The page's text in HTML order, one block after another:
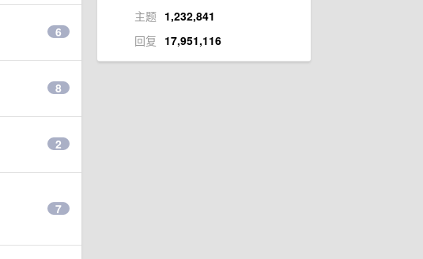
主题 1,232,841
回复 17,951,116
6
8
2
7